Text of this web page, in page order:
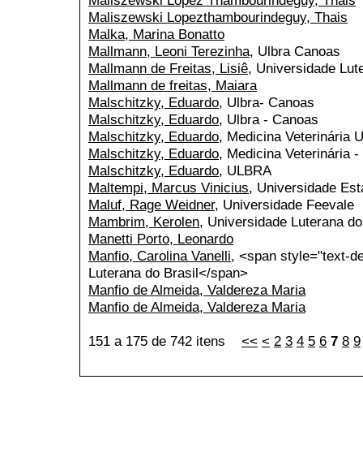
Maliszewski Lopezthambourindeguy, Thais
Malka, Marina Bonatto
Mallmann, Leoni Terezinha, Ulbra Canoas
Mallmann de Freitas, Lisiê, Universidade
Mallmann de freitas, Maiara
Malschitzky, Eduardo, Ulbra- Canoas
Malschitzky, Eduardo, Ulbra - Canoas
Malschitzky, Eduardo, Medicina Veterinária
Malschitzky, Eduardo, Medicina Veterinária -
Malschitzky, Eduardo, ULBRA
Maltempi, Marcus Vinicius, Universidade
Maluf, Rage Weidner, Universidade Feevale
Mambrim, Kerolen, Universidade Luterana
Manetti Porto, Leonardo
Manfio, Carolina Vanelli, <span style="text-
Luterana do Brasil</span>
Manfio de Almeida, Valdereza Maria
Manfio de Almeida, Valdereza Maria
151 a 175 de 742 itens << < 2 3 4 5 6 7 8 9